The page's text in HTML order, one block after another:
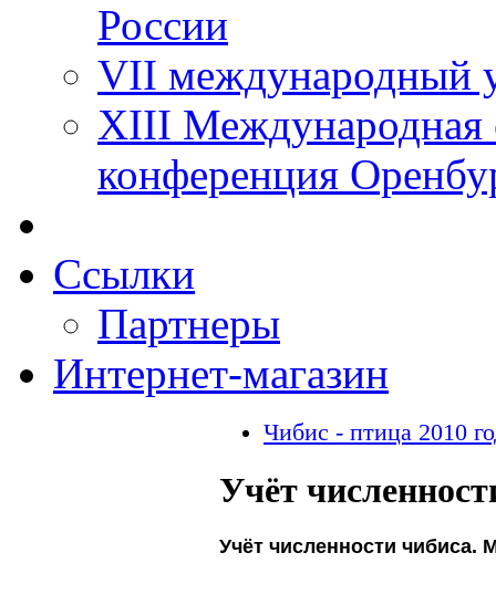
России
VII международный
XIII Международная
конференция
Ссылки
Партнеры
Интернет-магазин
Чибис - птица 2010
Учёт
Учёт численности чибиса.